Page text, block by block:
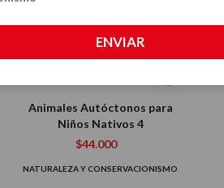
Animales Autóctonos para
Niños Nativos 4
$44.000
NATURALEZA Y CONSERVACIONISMO
ENVIAR